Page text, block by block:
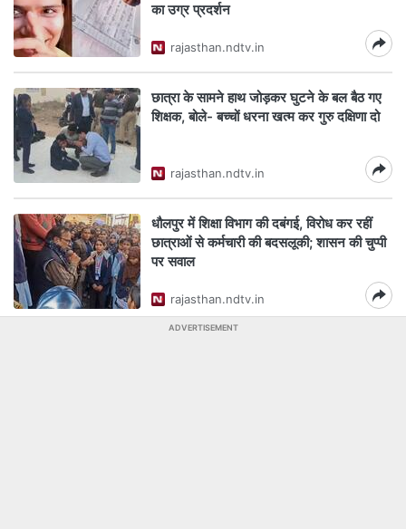
का उग्र प्रदर्शन
rajasthan.ndtv.in
छात्रा के सामने हाथ जोड़कर घुटने के बल बैठ गए
शिक्षक, बोले- बच्चों धरना खत्म कर गुरु दक्षिणा दो
rajasthan.ndtv.in
धौलपुर में शिक्षा विभाग की दबंगई, विरोध कर रहीं
छात्राओं से कर्मचारी की बदसलूकी; शासन की चुप्पी
पर सवाल
rajasthan.ndtv.in
ADVERTISEMENT